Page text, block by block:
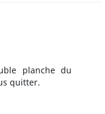
planche du
quitter.